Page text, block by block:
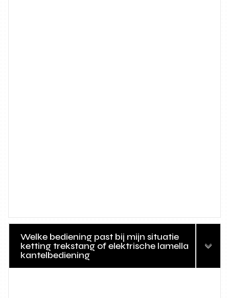
Welke bediening past bij mijn situatie
ketting trekstang of elektrische lamella
kantelbediening